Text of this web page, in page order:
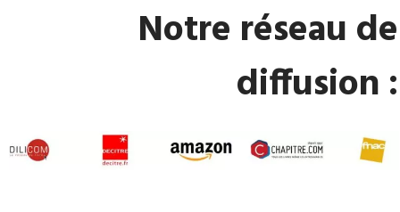
​Notre réseau de
diffusion :